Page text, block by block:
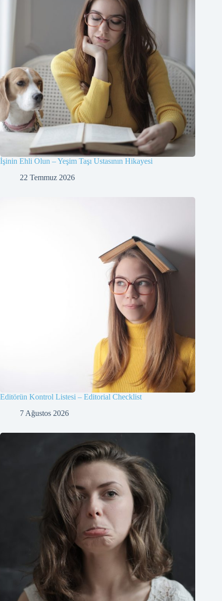
İşinin Ehli Olun – Yeşim Taşı Ustasının Hikayesi
22 Temmuz 2026
Editörün Kontrol Listesi – Editorial Checklist
7 Ağustos 2026